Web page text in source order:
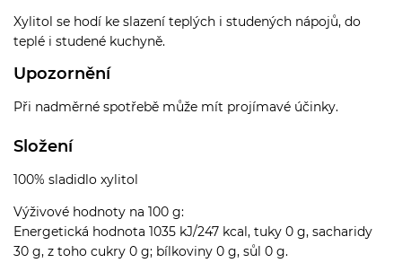
Xylitol se hodí ke slazení teplých i studených nápojů, do
teplé i studené kuchyně.
Upozornění
Při nadměrné spotřebě může mít projímavé účinky.
Složení
100% sladidlo xylitol
Výživové hodnoty na 100 g:
Energetická hodnota 1035 kJ/247 kcal, tuky 0 g, sacharidy
30 g, z toho cukry 0 g; bílkoviny 0 g, sůl 0 g.